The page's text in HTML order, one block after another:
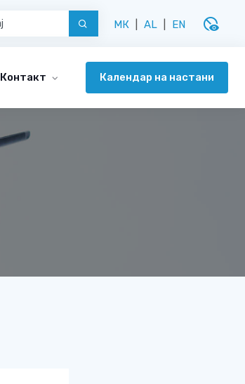
МК AL EN disabled_visible
Контакт Календар на настани